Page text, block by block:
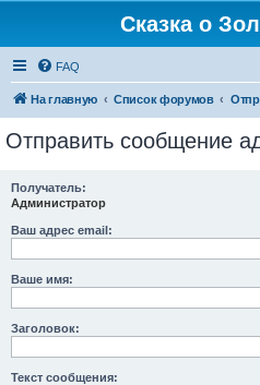
Сказка о
FAQ
На главную Список форумов
Отправить сообщение
Получатель:
Администратор
Ваш адрес email:
Ваше имя:
Заголовок:
Текст сообщения: